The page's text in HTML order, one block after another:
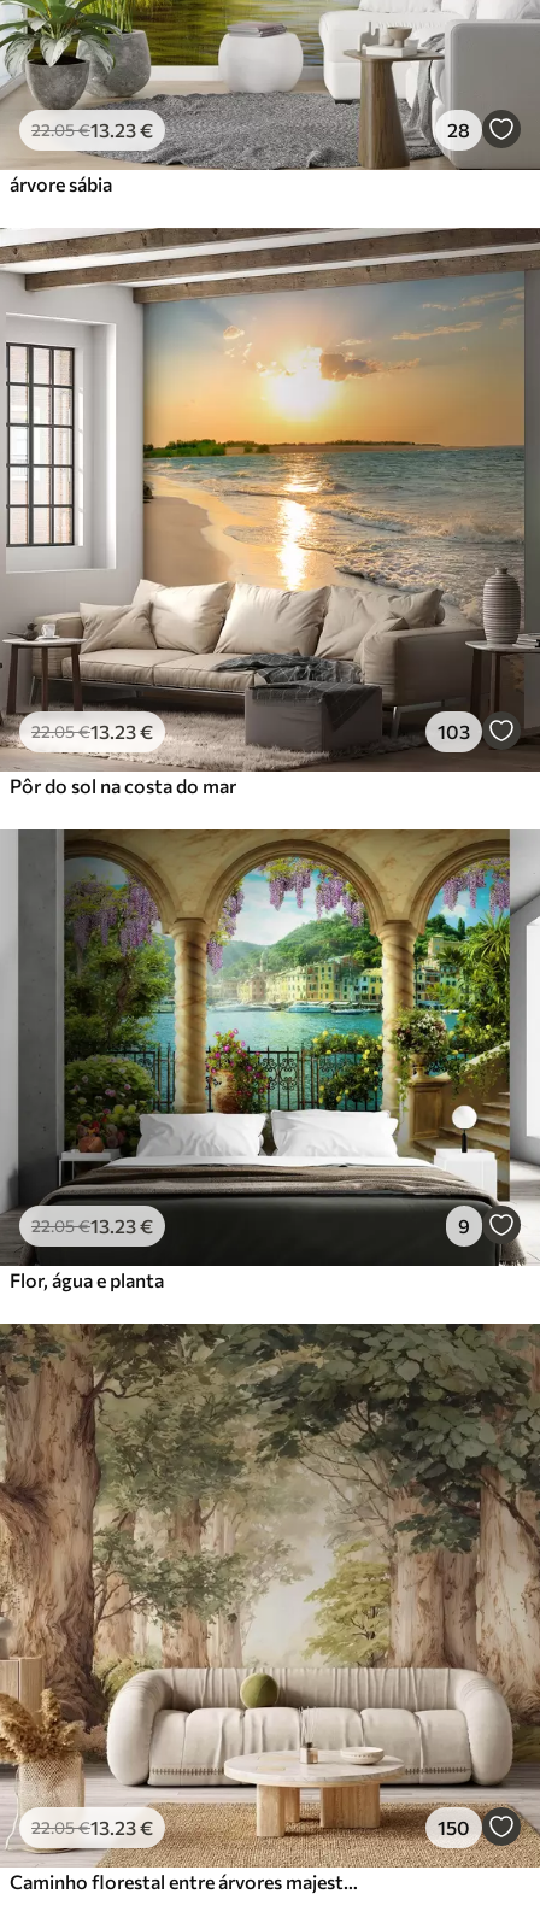
22.05€13.23€ 28
árvore sábia
22.05€13.23€ 103
Pôr do sol na costa do mar
22.05€13 .23€ 9
Flor, água e planta
22.05€13 .23€ 150